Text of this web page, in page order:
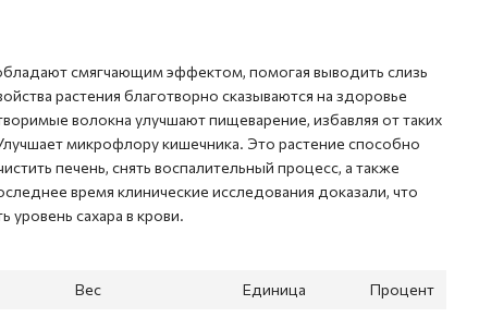
смягчающим эффектом, помогая выводить слизь
растения благотворно сказываются на здоровье
волокна улучшают пищеварение, избавляя от таких
микрофлору кишечника. Это растение способно
печень, снять воспалительный процесс, а также
время клинические исследования доказали, что
уровень сахара в крови.
Вес Единица Процент